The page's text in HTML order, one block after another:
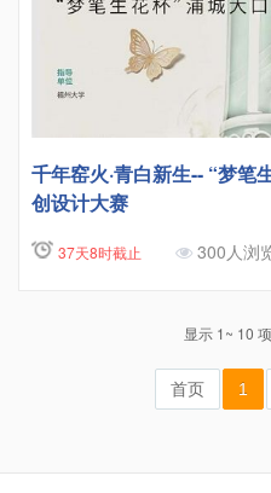
千年窑火·青白新生-- “梦笔
创设计大赛
37天8时截止 300人浏
显示 1~ 10
首页 1